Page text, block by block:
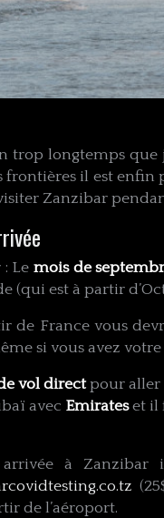
trop longtemps que
frontières il est enfin
Zanzibar
Le mois de
(qui est à partir
de France vous
si vous avez
vol directpour aller
avec Emirateset il
arrivée à
de l’aéroport.